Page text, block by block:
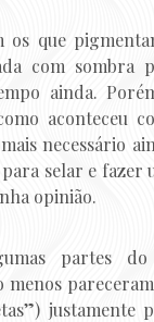
os que
com sombra
ainda.
aconteceu
necessário
selar e fazer
opinião.
partes
menos
justamente